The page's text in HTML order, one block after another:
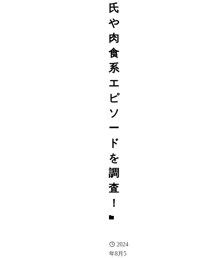
氏
や
肉
食
系
エ
ピ
ソ
ー
ド
を
調
査
！
2024
年8月5